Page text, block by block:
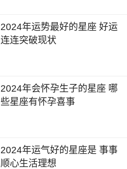
2024年运势最好的星座 好运
连连突破现状
2024年会怀孕生子的星座 哪
些星座有怀孕喜事
2024年运气好的星座是 事事
顺心生活理想